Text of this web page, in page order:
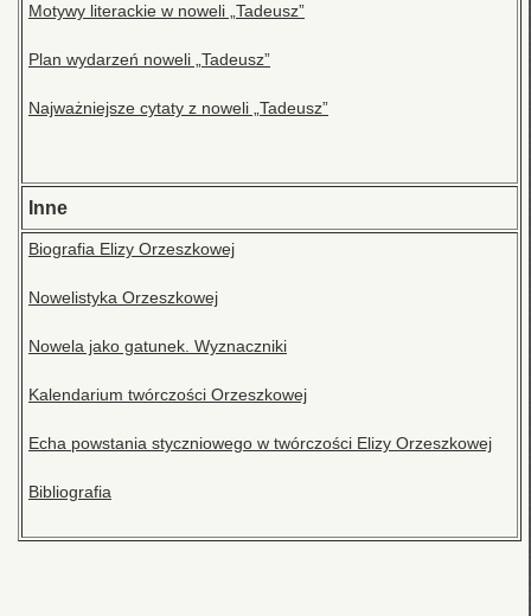
Motywy literackie w noweli „Tadeusz”
Plan wydarzeń noweli „Tadeusz”
Najważniejsze cytaty z noweli „Tadeusz”
Inne
Biografia Elizy Orzeszkowej
Nowelistyka Orzeszkowej
Nowela jako gatunek. Wyznaczniki
Kalendarium twórczości Orzeszkowej
Echa powstania styczniowego w twórczości Elizy Orzeszkowej
Bibliografia